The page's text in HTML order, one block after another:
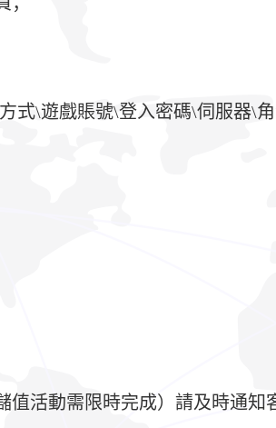
式\遊戲賬號\登入密碼\伺服器\
活動需限時完成）請及時通知